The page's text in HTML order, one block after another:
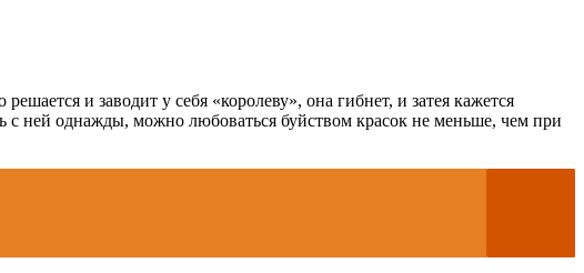
и заводит у себя «королеву», она гибнет, и затея кажется
ней однажды, можно любоваться буйством красок не меньше, чем при